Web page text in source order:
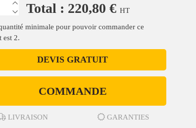
Total : 220,80 € HT
minimale pour pouvoir commander ce
est 2.
DEVIS GRATUIT
COMMANDE
LIVRAISON GARANTIES